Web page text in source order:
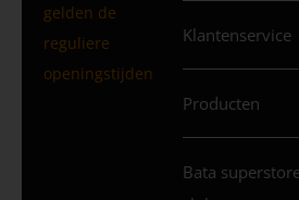
gelden de
reguliere
openingstijden
Klantenservice
Producten
Bata